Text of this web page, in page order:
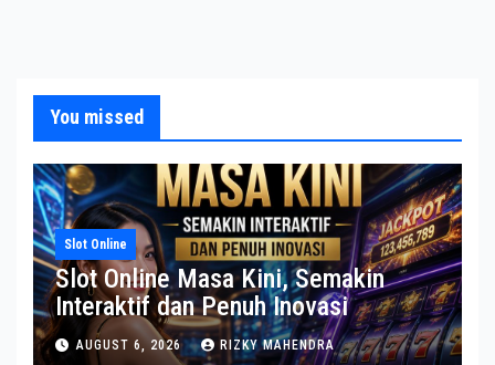
You missed
Slot Online
Slot Online Masa Kini, Semakin
Interaktif dan Penuh Inovasi
AUGUST 6, 2026 RIZKY MAHENDRA